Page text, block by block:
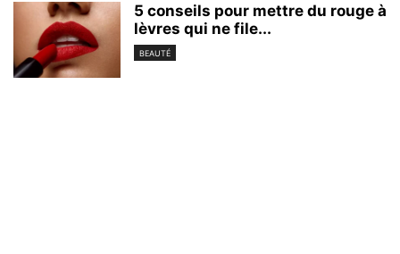
5 conseils pour mettre du rouge à
lèvres qui ne file...
BEAUTÉ